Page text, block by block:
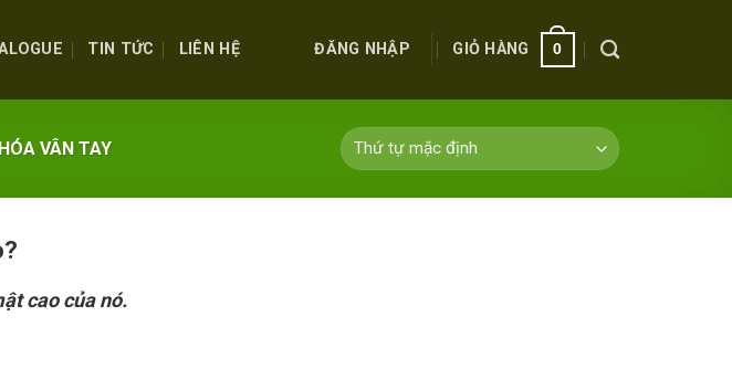
TIN TỨC LIÊN HỆ ĐĂNG NHẬP GIỎ HÀNG 0
VÂN TAY
cao của nó.